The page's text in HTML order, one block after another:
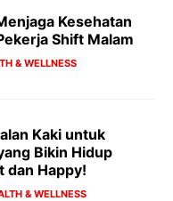
Kesehatan
Shift Malam
& WELLNESS
Kaki untuk
Bikin Hidup
dan Happy!
& WELLNESS